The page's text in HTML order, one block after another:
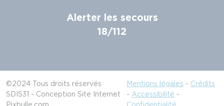
Alerter les secours
18/112
©2024 Tous droits réservés
SDIS31 - Conception Site Internet
Mentions légales - Crédits
- Accessibilité -